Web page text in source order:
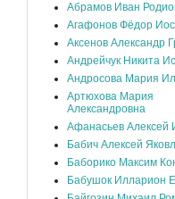
Абрамов Иван
Агафонов Фёдор
Аксенов Александр
Андрейчук Никита
Андросова Мария
Артюхова Мария
Александровна
Афанасьев Алексей
Бабич Алексей
Баборико Максим
Бабушок Илларион